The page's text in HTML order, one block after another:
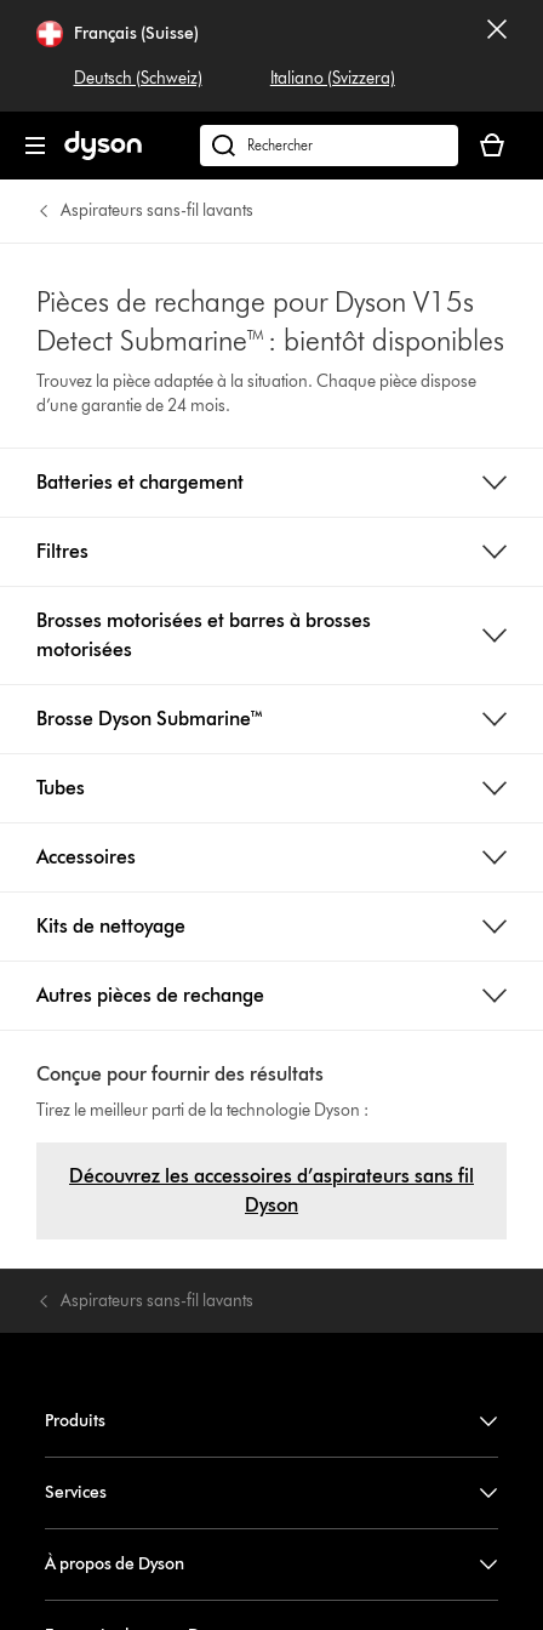
Français (Suisse)
Deutsch (Schweiz) Italiano (Svizzera)
Rechercher
dyson.ch
panier
est
Aspirateurs sans-fil lavants
Pièces de rechange pour Dyson V15s
Detect Submarine™ : bientôt disponibles
Trouvez la pièce adaptée à la situation. Chaque pièce dispose
d’une garantie de 24 mois.
Batteries et chargement
Filtres
Brosses motorisées et barres à brosses
motorisées
Brosse Dyson Submarine™
Tubes
Accessoires
Kits de nettoyage
Autres pièces de rechange
Conçue pour fournir des résultats
Tirez le meilleur parti de la technologie Dyson :
Découvrez les accessoires d’aspirateurs sans fil
Dyson
Aspirateurs sans-fil lavants
Produits
Services
À propos de Dyson